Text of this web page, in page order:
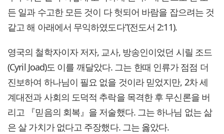
든 일과 수고한 모든 것이 다 헛되어 바람을 잡으려는 것
같고 해 아래에서 무익하였도다”(전도서 2:11).
영국의 철학자이자 저자, 교사, 방송인이었던 시릴 조드
(Cyril Joad)도 이를 깨달았다. 그는 한때 인류가 점점 더
진보하여 하나님이 필요 없을 것이라 믿었지만, 2차 세
계대전과 사회의 도덕적 추락을 목격한 후 무신론을 버
리고 『믿음의 회복』을 저술했다. 그는 하나님 없는 삶
은 살 가치가 없다고 주장했다. 그는 옳았다.